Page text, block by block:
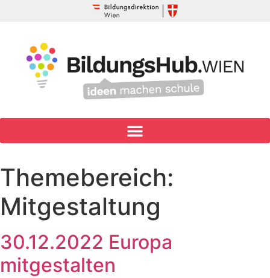
Themebereich:
Mitgestaltung
30.12.2022 Europa
mitgestalten